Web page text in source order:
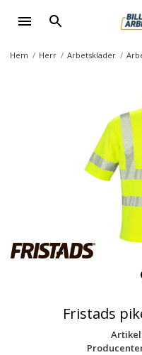
Hem Herr Arbetskläder
Fristads